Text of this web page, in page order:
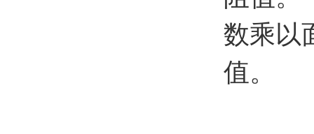
数乘以
值。